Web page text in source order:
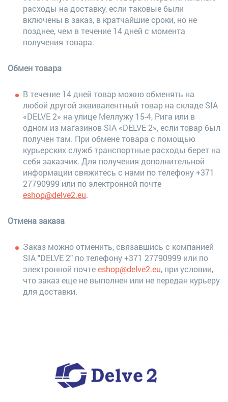
расходы на доставку, если таковые были
включены в заказ, в кратчайшие сроки, но не
позднее, чем в течение 14 дней с момента
получения товара.
Обмен товара
В течение 14 дней товар можно обменять на
любой другой эквивалентный товар на складе SIA
«DELVE 2» на улице Меллужу 15-4, Рига или в
одном из магазинов SIA «DELVE 2», если товар был
получен там. При обмене товара с помощью
курьерских служб транспортные расходы берет на
себя заказчик. Для получения дополнительной
информации свяжитесь с нами по телефону +371
27790999 или по электронной почте
eshop@delve2.eu.
Отмена заказа
Заказ можно отменить, связавшись с компанией
SIA "DELVE 2" по телефону +371 27790999 или по
электронной почтеeshop@delve2.eu, при условии,
что заказ еще не выполнен или не передан курьеру
для доставки.